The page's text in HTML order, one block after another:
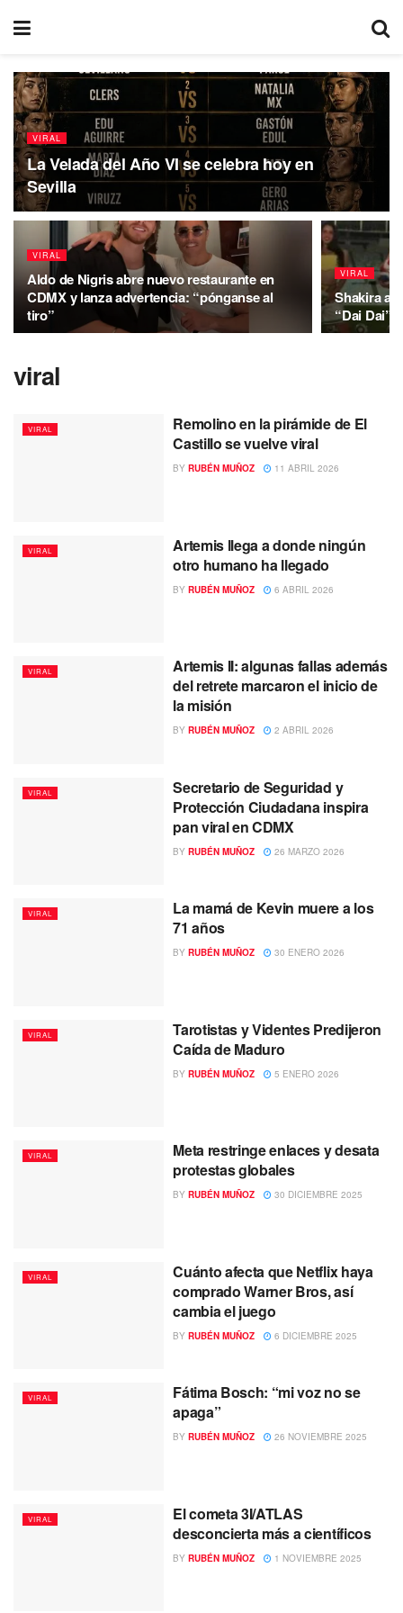
VIRAL
La Velada del Año VI se celebra hoy en
Sevilla
VIRAL
Aldo de Nigris abre nuevo restaurante en
CDMX y lanza advertencia: “pónganse al
tiro”
VIRAL
Shakira
“Dai Dai”
viral
VIRAL
Remolino en la pirámide de El
Castillo se vuelve viral
BY RUBÉN MUÑOZ 11 ABRIL 2026
VIRAL
Artemis llega a donde ningún
otro humano ha llegado
BY RUBÉN MUÑOZ 6 ABRIL 2026
VIRAL
Artemis II: algunas fallas además
del retrete marcaron el inicio de
la misión
BY RUBÉN MUÑOZ 2 ABRIL 2026
VIRAL
Secretario de Seguridad y
Protección Ciudadana inspira
pan viral en CDMX
BY RUBÉN MUÑOZ 26 MARZO 2026
VIRAL
La mamá de Kevin muere a los
71 años
BY RUBÉN MUÑOZ 30 ENERO 2026
VIRAL
Tarotistas y Videntes Predijeron
Caída de Maduro
BY RUBÉN MUÑOZ 5 ENERO 2026
VIRAL
Meta restringe enlaces y desata
protestas globales
BY RUBÉN MUÑOZ 30 DICIEMBRE 2025
VIRAL
Cuánto afecta que Netflix haya
comprado Warner Bros, así
cambia el juego
BY RUBÉN MUÑOZ 6 DICIEMBRE 2025
VIRAL
Fátima Bosch: “mi voz no se
apaga”
BY RUBÉN MUÑOZ 26 NOVIEMBRE 2025
VIRAL
El cometa 3I/ATLAS
desconcierta más a científicos
BY RUBÉN MUÑOZ 1 NOVIEMBRE 2025